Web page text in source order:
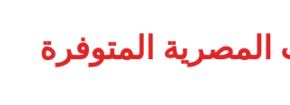
المصرية المتوفرة